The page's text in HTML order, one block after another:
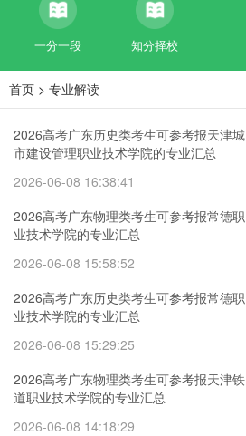
一分一段 知分择校
首页 > 专业解读
2026高考广东历史类考生可参考报天津城
市建设管理职业技术学院的专业汇总
2026-06-08 16:38:41
2026高考广东物理类考生可参考报常德职
业技术学院的专业汇总
2026-06-08 15:58:52
2026高考广东历史类考生可参考报常德职
业技术学院的专业汇总
2026-06-08 15:29:25
2026高考广东物理类考生可参考报天津铁
道职业技术学院的专业汇总
2026-06-08 14:18:29